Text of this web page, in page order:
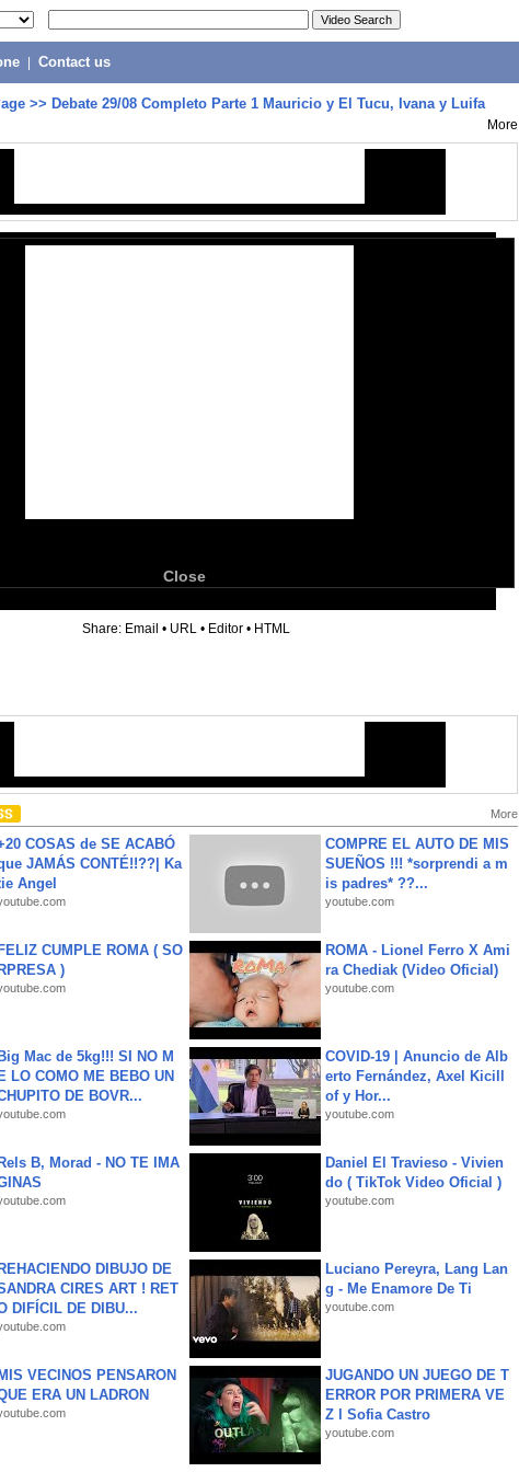
Contact us
>> Debate 29/08 Completo Parte 1 Mauricio y El Tucu, Ivana y Luifa
More
Close
Share: Email • URL • Editor • HTML
More
COSAS de SE ACABÓ
JAMÁS CONTÉ!!??| Ka
Angel
COMPRE EL AUTO DE MIS
SUEÑOS !!! *sorprendi a m
is padres* ??...
youtube.com
FELIZ CUMPLE ROMA ( SO
RPRESA )
ROMA - Lionel Ferro X Ami
ra Chediak (Video Oficial)
youtube.com
Big Mac de 5kg!!! SI NO M
E LO COMO ME BEBO UN
DE BOVR...
COVID-19 | Anuncio de Alb
erto Fernández, Axel Kicill
of y Hor...
youtube.com
Rels B, Morad - NO TE IMA
Daniel El Travieso - Vivien
do ( TikTok Video Oficial )
youtube.com
REHACIENDO DIBUJO DE
CIRES ART ! RET
DIFÍCIL DE DIBU...
Luciano Pereyra, Lang Lan
g - Me Enamore De Ti
youtube.com
MIS VECINOS PENSARON
ERA UN LADRON
JUGANDO UN JUEGO DE T
ERROR POR PRIMERA VE
Z l Sofia Castro
youtube.com